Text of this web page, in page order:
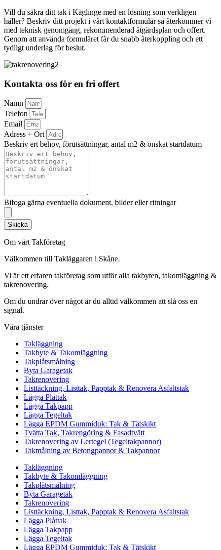
Vill du säkra ditt tak i Käglinge med en lösning som verkligen
håller? Beskriv ditt projekt i vårt kontaktformulär så återkommer vi
med teknisk genomgång, rekommenderad åtgärdsplan och offert.
Genom att använda formuläret får du snabb återkoppling och ett
tydligt underlag för beslut.
Kontakta oss för en fri offert
Namn
Telefon
Email
Adress + Ort
Beskriv ert behov, förutsättningar, antal m2 & önskat startdatum
Bifoga gärna eventuella dokument, bilder eller ritningar
Skicka
Om vårt Takföretag
Välkommen till Takläggaren i Skåne.
Vi är ett erfaren takföretag som utför alla takbyten, takomläggning &
takrenovering.
Om du undrar över något är du alltid välkommen att slå oss en
signal.
Våra tjänster
Takläggning
Takbyte & Takomläggning
Takplåtsmålning
Byta Garagetak
Takrenovering
Listtäckning, Listtak, Papptak & Renovera Asfaltstak
Lägga Plåttak
Lägga Takpapp
Lägga Tegeltak
Lägga EPDM Gummiduk: Tak & Tätskikt
Tvätta Tak, Takrengöring & Fasadtvätt
Takrenovering av Lertegel (Tegeltakpannor)
Takmålning av Betongpannor & Takpannor
Takläggning
Takbyte & Takomläggning
Takplåtsmålning
Byta Garagetak
Takrenovering
Listtäckning, Listtak, Papptak & Renovera Asfaltstak
Lägga Plåttak
Lägga Takpapp
Lägga Tegeltak
Lägga EPDM Gummiduk: Tak & Tätskikt